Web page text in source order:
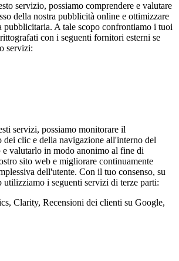
servizio, possiamo comprendere e valutare
della nostra pubblicità online e ottimizzare
pubblicitaria. A tale scopo confrontiamo i tuoi
con i seguenti fornitori esterni se
servizi:
servizi, possiamo monitorare il
dei clic e della navigazione all'interno del
e valutarlo in modo anonimo al fine di
sito web e migliorare continuamente
dell'utente. Con il tuo consenso, su
utilizziamo i seguenti servizi di terze parti:
Clarity, Recensioni dei clienti su Google,